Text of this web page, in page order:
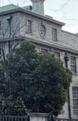
ントロール
査
診断